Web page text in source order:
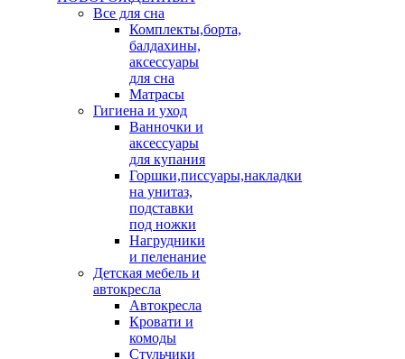
Все для сна
Комплекты,борта,
балдахины,
аксессуары
для сна
Матрасы
Гигиена и уход
Ванночки и
аксессуары
для купания
Горшки,писсуары,накладки
на унитаз,
подставки
под ножки
Нагрудники
и пеленание
Детская мебель и
автокресла
Автокресла
Кровати и
комоды
Стульчики